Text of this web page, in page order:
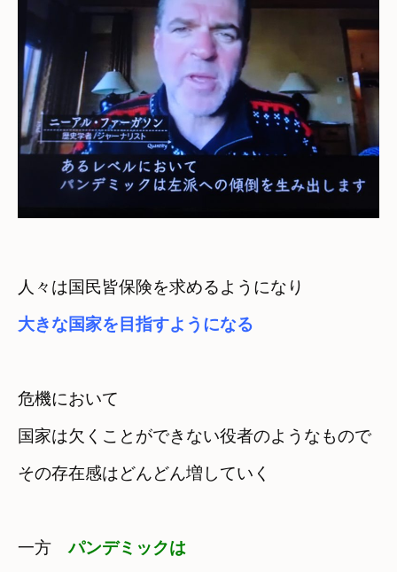
人々は国民皆保険を求めるようになり
大きな国家を目指すようになる
危機において
国家は欠くことができない役者のようなもので
その存在感はどんどん増していく
一方 パンデミックは